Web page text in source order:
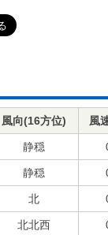
風向(16方位) 風
静穏
静穏
北
北北西